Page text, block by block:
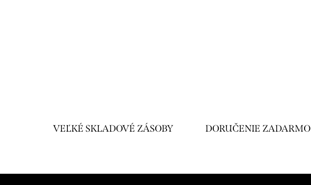
VEĽKÉ SKLADOVÉ ZÁSOBY DORUČENIE ZADARMO